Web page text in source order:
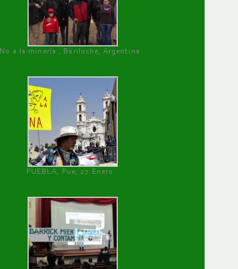
No a la minería , Bariloche, Argentina
PUEBLA, Pue, 27 Enero